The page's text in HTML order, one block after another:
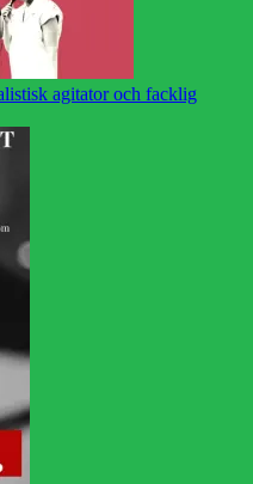
agitator och facklig